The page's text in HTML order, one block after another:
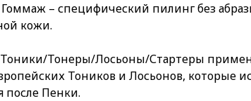
– специфический пилинг без
кожи.
Тоники/Тонеры/Лосьоны/Стартеры
Тоников и Лосьонов,
Пенки.